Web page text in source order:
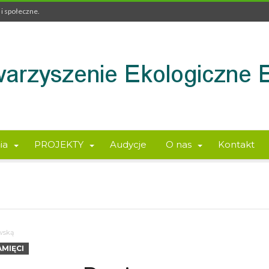
społeczne.
PROJEKTY Audycje O nas Kontakt